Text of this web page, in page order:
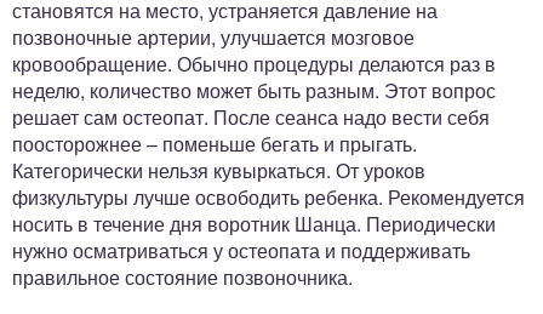
становятся на место, устраняется давление на
позвоночные артерии, улучшается мозговое
кровообращение. Обычно процедуры делаются раз в
неделю, количество может быть разным. Этот вопрос
решает сам остеопат. После сеанса надо вести себя
поосторожнее – поменьше бегать и прыгать.
Категорически нельзя кувыркаться. От уроков
физкультуры лучше освободить ребенка. Рекомендуется
носить в течение дня воротник Шанца. Периодически
нужно осматриваться у остеопата и поддерживать
правильное состояние позвоночника.